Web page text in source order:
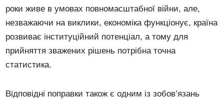
роки живе в умовах повномасштабної війни, але,
незважаючи на виклики, економіка функціонує, країна
розвиває інституційний потенціал, а тому для
прийняття зважених рішень потрібна точна
статистика.
Відповідні поправки також є одним із зобов’язань